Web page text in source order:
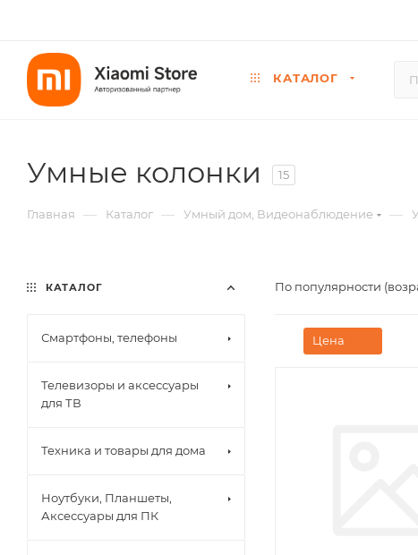
КАТАЛОГ
Умные колонки 15
Главная — Каталог — Умный дом, Видеонаблюдение —
По популярности
Цена
КАТАЛОГ
Смартфоны, телефоны
Телевизоры и аксессуары
для ТВ
Техника и товары для дома
Ноутбуки, Планшеты,
Аксессуары для ПК